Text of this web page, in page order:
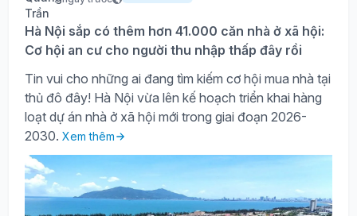
Hà Nội sắp có thêm hơn 41.000 căn nhà ở xã hội:
Cơ hội an cư cho người thu nhập thấp đây rồi
Tin vui cho những ai đang tìm kiếm cơ hội mua nhà tại
thủ đô đây! Hà Nội vừa lên kế hoạch triển khai hàng
loạt dự án nhà ở xã hội mới trong giai đoạn 2026-
2030. Xem thêm